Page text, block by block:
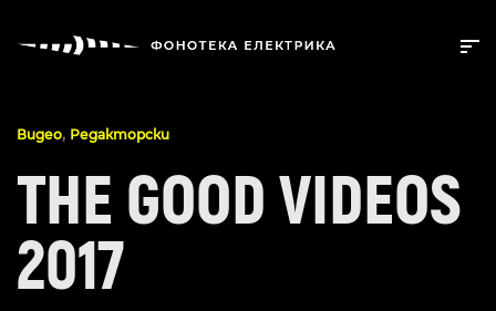
Видео, Редакторски
THE GOOD VIDEOS
2017